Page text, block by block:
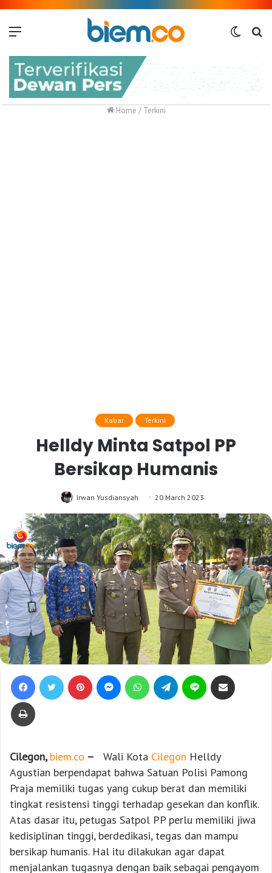
Switch
Home / Terkini
Kabar Terkini
Helldy Minta Satpol PP
Bersikap Humanis
Irwan Yusdiansyah 20 March 2023
Cilegon,biem.co – Wali Kota Cilegon Helldy
Agustian berpendapat bahwa Satuan Polisi Pamong
Praja memiliki tugas yang cukup berat dan memiliki
tingkat resistensi tinggi terhadap gesekan dan konflik.
Atas dasar itu, petugas Satpol PP perlu memiliki jiwa
kedisiplinan tinggi, berdedikasi, tegas dan mampu
bersikap humanis. Hal itu dilakukan agar dapat
menjalankan tugasnya dengan baik sebagai pengayom